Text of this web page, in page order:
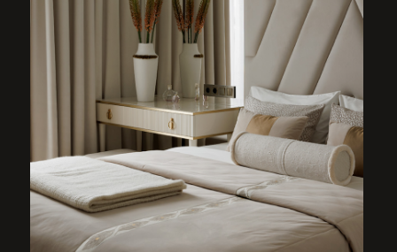
в светлом оттенке, – мягкий контраст с «взрослой»
частью комнаты создают обои в горошек.